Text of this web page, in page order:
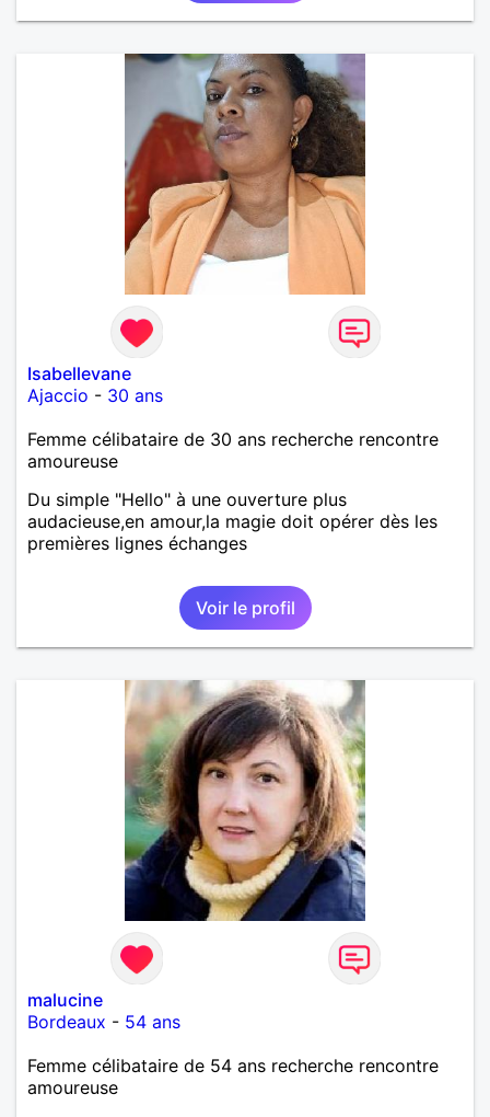
authentique, mature et bien dans sa peau.
Isabellevane
Ajaccio - 30 ans
Femme célibataire de 30 ans recherche rencontre
amoureuse
Du simple "Hello" à une ouverture plus
audacieuse,en amour,la magie doit opérer dès les
premières lignes échanges
Voir le profil
malucine
Bordeaux - 54 ans
Femme célibataire de 54 ans recherche rencontre
amoureuse